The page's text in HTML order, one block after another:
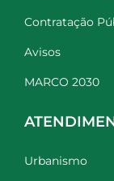
Contratação
Avisos
MARCO 2030
Urbanismo